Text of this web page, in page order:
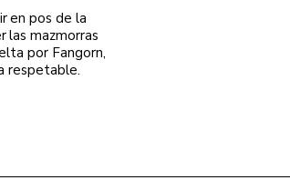
en pos de la
las mazmorras
por Fangorn,
respetable.